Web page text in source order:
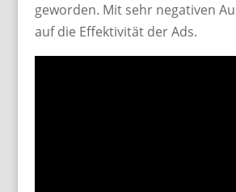
geworden. Mit sehr negativen
auf die Effektivität der Ads.